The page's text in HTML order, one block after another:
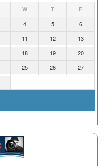
W T F
4 5
6
11 12
13
18 19
20
25 26
27